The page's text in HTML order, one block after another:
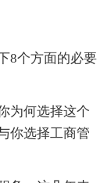
8个方面的必要
为何选择这个
你选择工商管